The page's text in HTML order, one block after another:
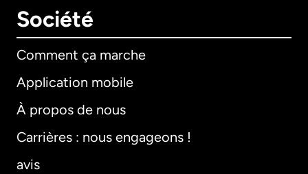
Société
Comment ça marche
Application mobile
À propos de nous
Carrières : nous engageons !
avis